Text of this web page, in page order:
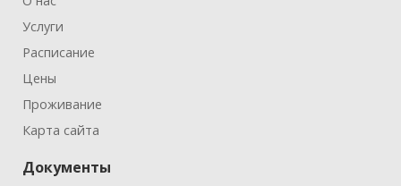
Услуги
Расписание
Цены
Проживание
Карта сайта
Документы